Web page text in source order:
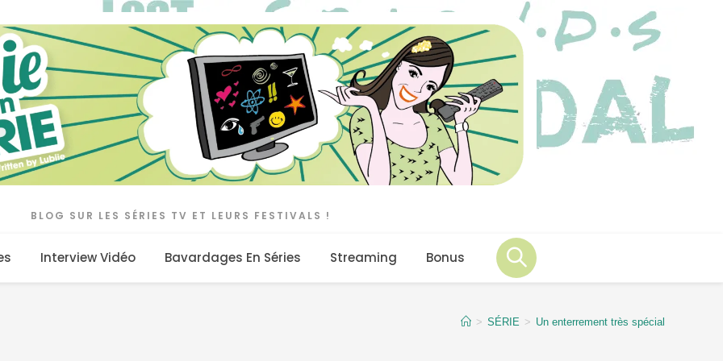
BLOG SUR LES SÉRIES TV ET LEURS FESTIVALS !
Interview Vidéo Bavardages En Séries Streaming Bonus
> SÉRIE > Un enterrement très spécial